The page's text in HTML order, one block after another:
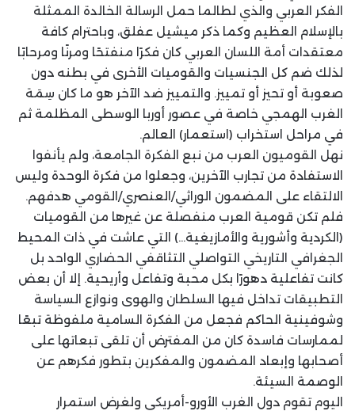
الفكر العربي والذي لطالما حمل الرسالة الخالدة الممثلة
بالإسلام العظيم وكما ذكر ميشيل عفلق، وباحترام كافة
معتقدات أمة اللسان العربي كان فكرًا منفتحًا ومرنًا ومرحابًا
لذلك ضم كل الجنسيات والقوميات الأخرى في بطنه دون
صعوبة أو تحيز أو تمييز. والتمييز ضد الآخر هو ما كان سِمَة
الغرب الهمجي خاصة في عصور أوربا الوسطى المظلمة ثم
في مراحل استخراب (استعمار) العالم.
نهل القوميون العرب من نبع الفكرة الجامعة، ولم يأنفوا
الاستفادة من تجارب الآخرين، وجعلوا من فكرة الوحدة وليس
الالتقاء على المضمون الوراثي/العنصري/القومي هدفهم.
فلم تكن قومية العرب منفصلة عن غيرها من القوميات
(الكردية وأشورية والأمازيغية…) التي عاشت في ذات المحيط
الجغرافي التاريخي التواصلي التثاقفي الحضاري الواحد بل
كانت تفاعلية دهورًا بكل محبة وتفاعل وأريحية. إلا أن بعض
التطبيقات تداخل فيها السلطان والهوى ونوازع السياسة
وشوفينية الحاكم فجعل من الفكرة السامية ملفوظة تبعًا
لممارسات فاسدة كان من المفترض أن تلقى تبعاتها على
أصحابها وإبعاد المضمون والمفكرين بتطور فكرهم عن
الوصمة السيئة.
اليوم تقوم دول الغرب الأورو-أمريكي ولغرض استمرار